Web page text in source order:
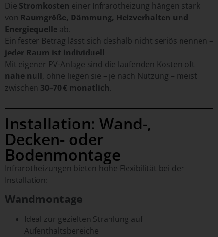
Die Stromkosten einer Infrarotheizung hängen stark
von Raumgröße, Dämmung, Heizverhalten und
Energiequelle ab.
Ein fester Betrag lässt sich deshalb nicht seriös nennen –
jeder Raum ist individuell.
Mit eigener PV-Anlage sind die laufenden Kosten oft
nahe null, ohne liegen sie – je nach Nutzung – meist
zwischen 30–70 € monatlich.
Installation: Wand-,
Decken- oder
Bodenmontage
Infrarotheizungen bieten hohe Flexibilität bei der
Installation:
Wandmontage
Ideal zur gezielten Strahlung auf
Aufenthaltsbereiche